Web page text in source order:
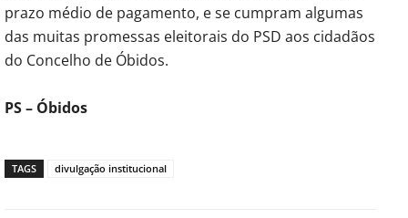
prazo médio de pagamento, e se cumpram algumas
das muitas promessas eleitorais do PSD aos cidadãos
do Concelho de Óbidos.
PS – Óbidos
TAGS divulgação institucional